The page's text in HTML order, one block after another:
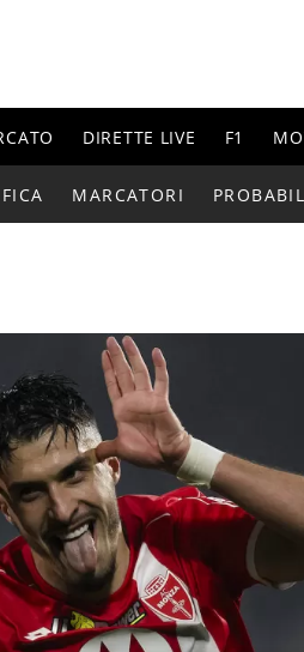
DIRETTE LIVE F1
MARCATORI